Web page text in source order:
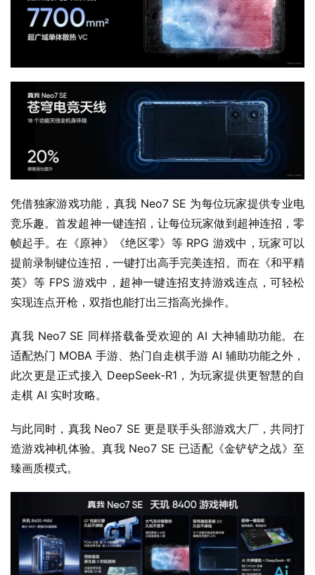
凭借独家游戏功能，真我 Neo7 SE 为每位玩家提供专业电
竞乐趣。首发超神一键连招，让每位玩家做到超神连招，零
帧起手。在《原神》《绝区零》等 RPG 游戏中，玩家可以
提前录制键位连招，一键打出高手完美连招。而在《和平精
英》等 FPS 游戏中，超神一键连招支持游戏连点，可轻松
实现连点开枪，双指也能打出三指高光操作。
真我 Neo7 SE 同样搭载备受欢迎的 AI 大神辅助功能。在
适配热门 MOBA 手游、热门自走棋手游 AI 辅助功能之外，
此次更是正式接入 DeepSeek-R1，为玩家提供更智慧的自
走棋 AI 实时攻略。
与此同时，真我 Neo7 SE 更是联手头部游戏大厂，共同打
造游戏神机体验。真我 Neo7 SE 已适配《金铲铲之战》至
臻画质模式。